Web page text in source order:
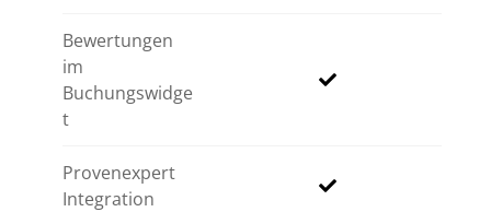
Bewertungen
im
Buchungswidge
t
Provenexpert
Integration